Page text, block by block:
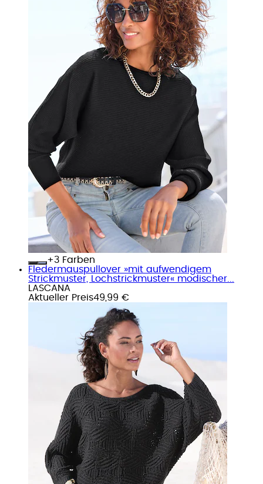
+
Farben
Fledermauspullover »mit aufwendigem
Strickmuster, Lochstrickmuster« modischer...
LASCANA
Aktueller Preis49,99 €